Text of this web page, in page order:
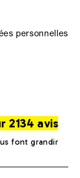
personnelles
2134 avis
font grandir